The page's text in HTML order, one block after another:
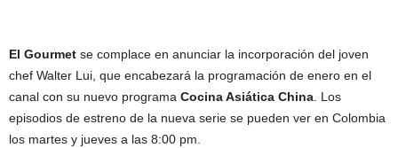
El Gourmet se complace en anunciar la incorporación del joven
chef Walter Lui, que encabezará la programación de enero en el
canal con su nuevo programa Cocina Asiática China. Los
episodios de estreno de la nueva serie se pueden ver en Colombia
los martes y jueves a las 8:00 pm.